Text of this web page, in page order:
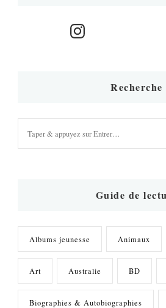
Instagram
Recherche
recherchiez
Guide de
Albums jeunesse Animaux
Art Australie BD
Biographies & Autobiographies